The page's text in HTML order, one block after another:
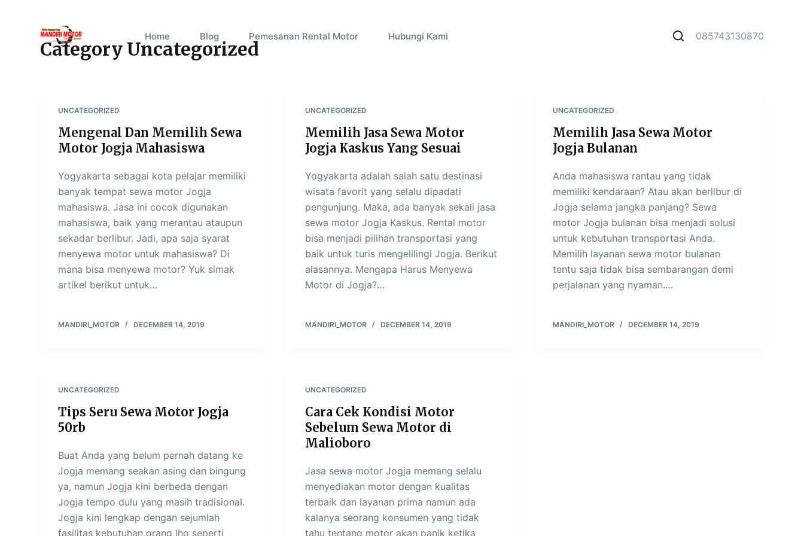
Home Blog Pemesanan Rental Motor Hubungi Kami 085743130870
Category Uncategorized
UNCATEGORIZED
Mengenal Dan Memilih Sewa
Motor Jogja Mahasiswa
Yogyakarta sebagai kota pelajar memiliki
banyak tempat sewa motor Jogja
mahasiswa. Jasa ini cocok digunakan
mahasiswa, baik yang merantau ataupun
sekadar berlibur. Jadi, apa saja syarat
menyewa motor untuk mahasiswa? Di
mana bisa menyewa motor? Yuk simak
artikel berikut untuk…
MANDIRI_MOTOR DECEMBER 14, 2019
UNCATEGORIZED
Memilih Jasa Sewa Motor
Jogja Kaskus Yang Sesuai
Yogyakarta adalah salah satu destinasi
wisata favorit yang selalu dipadati
pengunjung. Maka, ada banyak sekali jasa
sewa motor Jogja Kaskus. Rental motor
bisa menjadi pilihan transportasi yang
baik untuk turis mengelilingi Jogja. Berikut
alasannya. Mengapa Harus Menyewa
Motor di Jogja?…
MANDIRI_MOTOR DECEMBER 14, 2019
UNCATEGORIZED
Memilih Jasa Sewa Motor
Jogja Bulanan
Anda mahasiswa rantau yang tidak
memiliki kendaraan? Atau akan berlibur di
Jogja selama jangka panjang? Sewa
motor Jogja bulanan bisa menjadi solusi
untuk kebutuhan transportasi Anda.
Memilih layanan sewa motor bulanan
tentu saja tidak bisa sembarangan demi
perjalanan yang nyaman.…
MANDIRI_MOTOR DECEMBER 14, 2019
UNCATEGORIZED
Tips Seru Sewa Motor Jogja
50rb
Buat Anda yang belum pernah datang ke
Jogja memang seakan asing dan bingung
ya, namun Jogja kini berbeda dengan
Jogja tempo dulu yang masih tradisional.
Jogja kini lengkap dengan sejumlah
fasilitas kebutuhan orang lho seperti
UNCATEGORIZED
Cara Cek Kondisi Motor
Sebelum Sewa Motor di
Malioboro
Jasa sewa motor Jogja memang selalu
menyediakan motor dengan kualitas
terbaik dan layanan prima namun ada
kalanya seorang konsumen yang tidak
tahu tentang motor akan panik ketika